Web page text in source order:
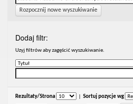
Rozpocznij nowe wyszukiwanie
Dodaj filtr:
Uzyj filtrów aby zagęścić wyszukiwanie.
Rezultaty/Strona Sortuj pozycje wg